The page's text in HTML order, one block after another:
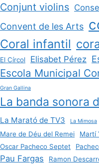
Conjunt violins
Convent de les Arts
Coral infantil
El Círcol
Elisabet Pérez
Escola Municipal
Gran Gallina
La banda sonora
La Marató de TV3 La Mimosa
Mare de Déu del Remei Martí
Oscar Pacheco Septet
Pau Fargas Ramon